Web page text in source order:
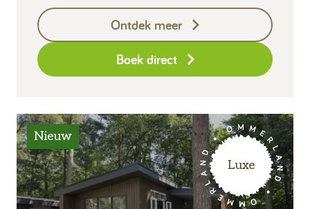
per persoon (2 handdoeken en
1 badlaken)
Eindschoonmaak
Ontdek meer
Boek direct
Luxe
Nieuw